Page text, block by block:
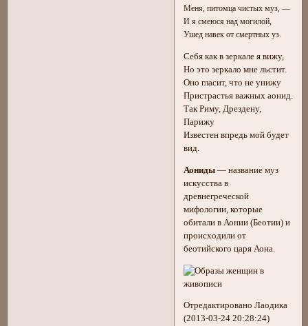
Меня, питомца чистых муз, —
И я смеюся над могилой,
Ушед навек от смертных уз.
Себя как в зеркале я вижу,
Но это зеркало мне льстит.
Оно гласит, что не унижу
Пристрастья важных аонид.
Так Риму, Дрездену,
Парижу
Известен впредь мой будет
вид.
Аониды— название муз
искусства в
древнегреческой
мифологии, которые
обитали в Аонии (Беотии) и
происходили от
беотийского царя Аона.
Отредактировано Лаодика
(2013-03-24 20:28:24)